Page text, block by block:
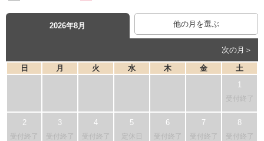
2026年8月 他の月を選ぶ
次の月＞
日 月 火 水 木 金 土
受付終了
受付終了 受付終了 受付終了 定休日 受付終了 受付終了 受付終了